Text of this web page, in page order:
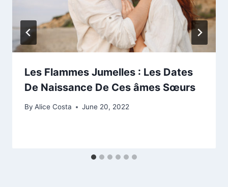
Les Flammes Jumelles : Les Dates
De Naissance De Ces âmes Sœurs
By Alice Costa June 20, 2022